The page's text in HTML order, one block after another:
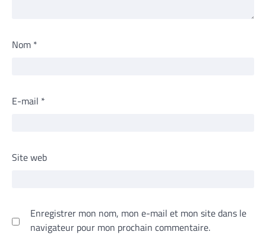
Nom *
E-mail *
Site web
Enregistrer mon nom, mon e-mail et mon site dans le
navigateur pour mon prochain commentaire.